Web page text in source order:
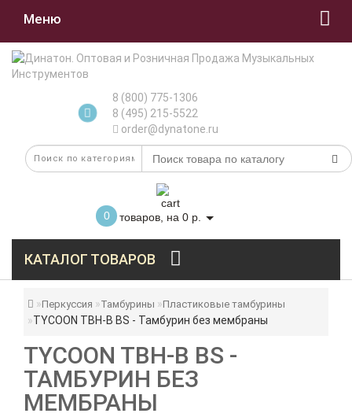
Меню
8 (800) 775-1306
8 (495) 215-5522
order@dynatone.ru
0 товаров, на 0 р.
КАТАЛОГ ТОВАРОВ
Перкуссия Тамбурины Пластиковые тамбурины
TYCOON TBH-B BS - Тамбурин без мембраны
TYCOON TBH-B BS -
ТАМБУРИН БЕЗ
МЕМБРАНЫ